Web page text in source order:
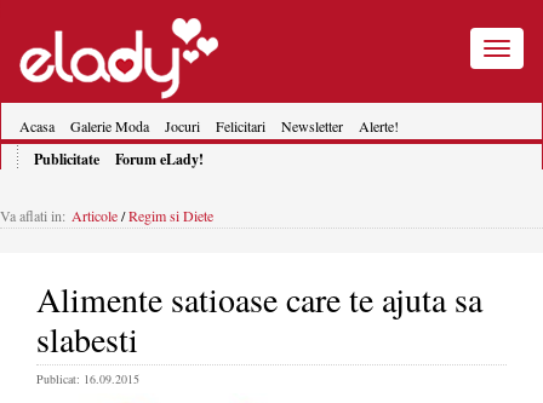
Toggle
Acasa Galerie Moda Jocuri Felicitari Newsletter Alerte!
Publicitate Forum eLady!
Va aflati in: Articole/Regim si Diete
Alimente satioase care te ajuta sa
slabesti
Publicat: 16.09.2015